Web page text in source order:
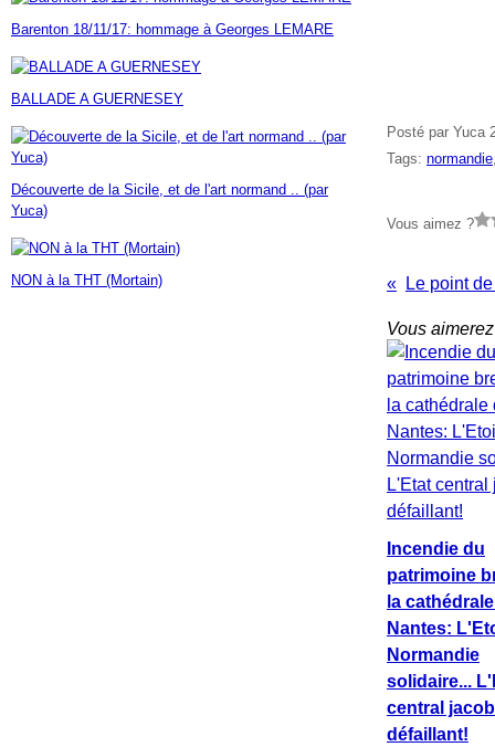
Janvier(7)
Février(9)
Janvier(18)
Mars(60)
Février(24)
Janvier(23)
Avril(14)
Mars (17)
Février(46)
Janvier (35)
Barenton 18/11/17: hommage à Georges LEMARE
BALLADE A GUERNESEY
Découverte de la Sicile, et de l'art normand .. (par
Yuca)
NON à la THT (Mortain)
Posté par Yuca
Tags: normandie
Vous aimez ?
Vous
Incendie du
patrimoine
la
Nantes:
Normandie
solidaire...
central
défaillant!